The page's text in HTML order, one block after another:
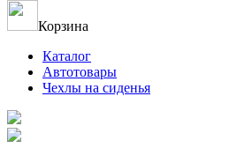
Корзина
Каталог
Автотовары
Чехлы на сиденья